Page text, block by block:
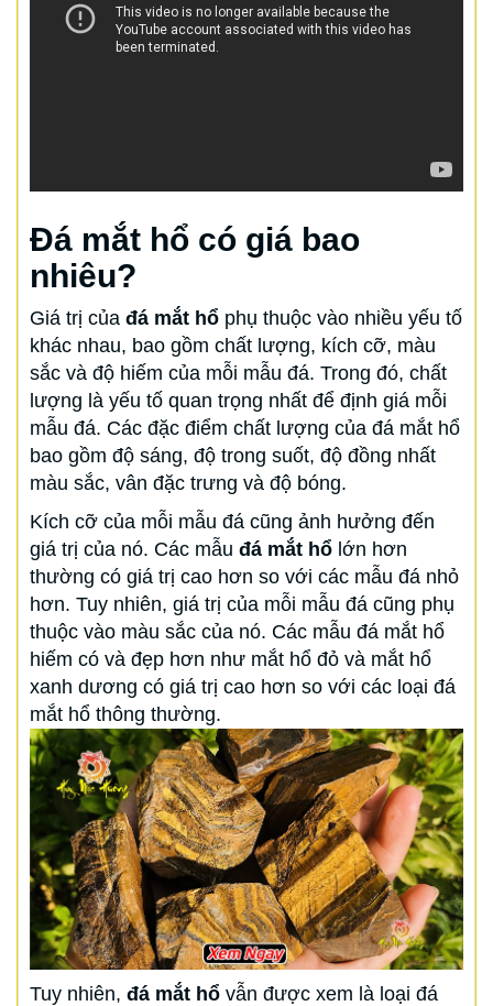
Đá mắt hổ có giá bao
nhiêu?
Giá trị của đá mắt hổ phụ thuộc vào nhiều yếu tố
khác nhau, bao gồm chất lượng, kích cỡ, màu
sắc và độ hiếm của mỗi mẫu đá. Trong đó, chất
lượng là yếu tố quan trọng nhất để định giá mỗi
mẫu đá. Các đặc điểm chất lượng của đá mắt hổ
bao gồm độ sáng, độ trong suốt, độ đồng nhất
màu sắc, vân đặc trưng và độ bóng.
Kích cỡ của mỗi mẫu đá cũng ảnh hưởng đến
giá trị của nó. Các mẫu đá mắt hổ lớn hơn
thường có giá trị cao hơn so với các mẫu đá nhỏ
hơn. Tuy nhiên, giá trị của mỗi mẫu đá cũng phụ
thuộc vào màu sắc của nó. Các mẫu đá mắt hổ
hiếm có và đẹp hơn như mắt hổ đỏ và mắt hổ
xanh dương có giá trị cao hơn so với các loại đá
mắt hổ thông thường.
Tuy nhiên, đá mắt hổ vẫn được xem là loại đá